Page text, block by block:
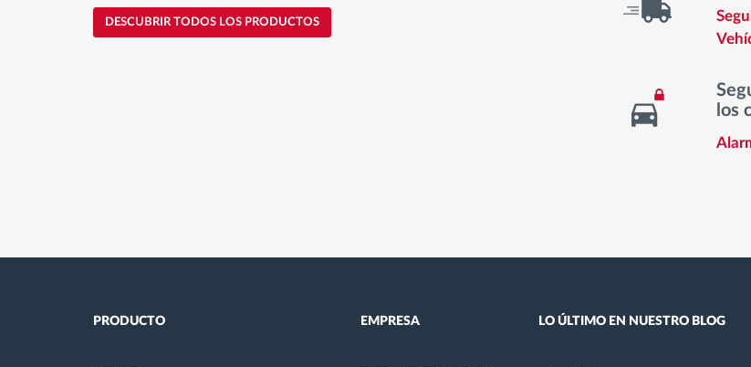
DESCUBRIR TODOS LOS PRODUCTOS
los
PRODUCTO EMPRESA LO ÚLTIMO EN NUESTRO BLOG